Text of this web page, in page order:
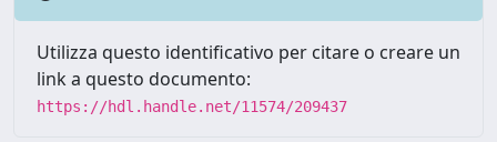
Utilizza questo identificativo per citare o creare un
link a questo documento:
https://hdl.handle.net/11574/209437